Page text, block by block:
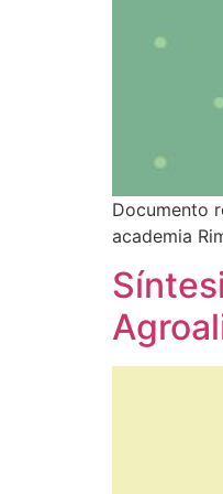
Documento
academia